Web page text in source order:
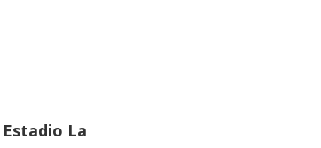
Estadio La